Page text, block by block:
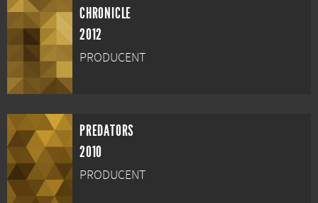
CHRONICLE
2012
PRODUCENT
PREDATORS
2010
PRODUCENT